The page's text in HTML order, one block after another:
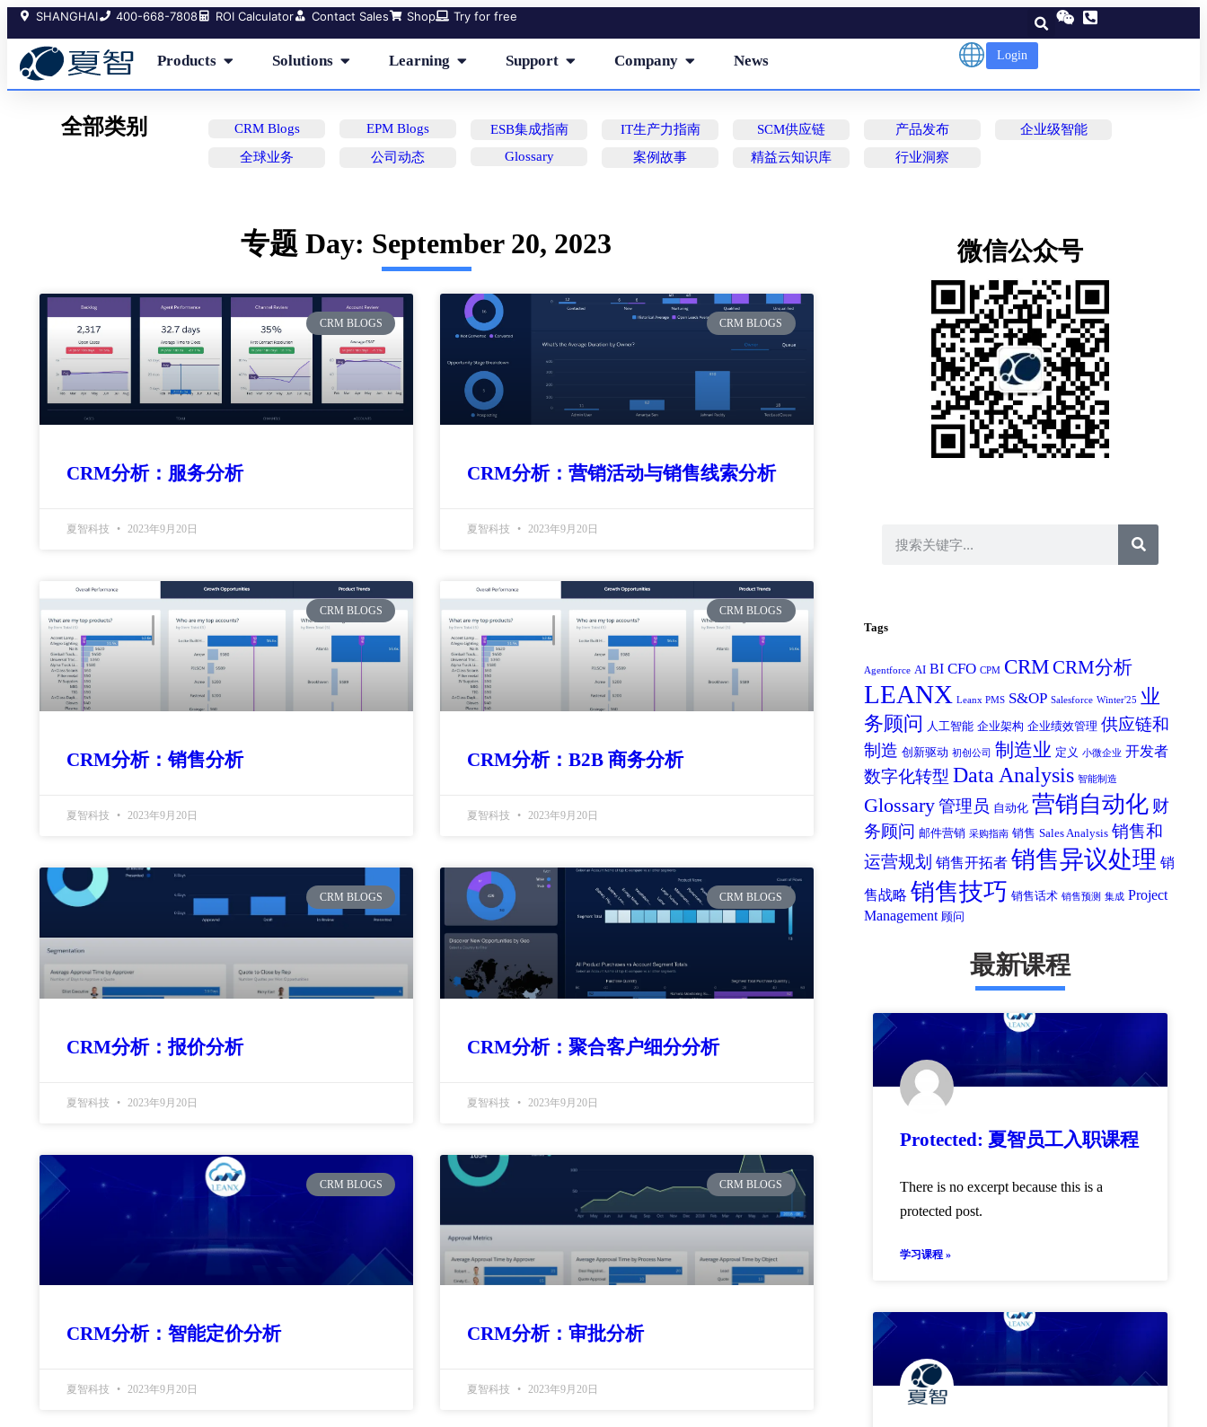
SHANGHAI 400-668-7808 ROI Calculator Contact Sales Shop Try for free
Products Solutions Learning Support Company News Login
全部类别 CRM Blogs EPM Blogs ESB集成指南 IT生产力指南 SCM供应链 产品发布
企业级智能
全球业务
公司动态 Glossary 案例故事 精益云知识库 行业洞察
专题 Day: September 20, 2023
CRM BLOGS
CRM分析：服务分析
夏智科技 2023年9月20日
CRM BLOGS
CRM分析：营销活动与销售线索分析
夏智科技 2023年9月20日
CRM BLOGS
CRM分析：销售分析
夏智科技 2023年9月20日
CRM BLOGS
CRM分析：B2B 商务分析
夏智科技 2023年9月20日
CRM BLOGS
CRM分析：报价分析
夏智科技 2023年9月20日
CRM BLOGS
CRM分析：聚合客户细分分析
夏智科技 2023年9月20日
CRM BLOGS
CRM分析：智能定价分析
夏智科技 2023年9月20日
CRM BLOGS
CRM分析：审批分析
夏智科技 2023年9月20日
微信公众号
Tags
Agentforce AI BI CFO CPM CRMCRM分析
LEANX Leanx PMS S&OP Salesforce Winter'25 业
务顾问 人工智能 企业架构 企业绩效管理 供应链和
制造 创新驱动 初创公司 制造业 定义 小微企业 开发者
数字化转型 Data Analysis 智能制造
Glossary 管理员 自动化 营销自动化 财
务顾问 邮件营销 采购指南 销售 Sales Analysis 销售和
运营规划 销售开拓者 销售异议处理 销
售战略 销售技巧 销售话术 销售预测 集成 Project
Management 顾问
最新课程
Protected: 夏智员工入职课程
There is no excerpt because this is a
protected post.
学习课程 »